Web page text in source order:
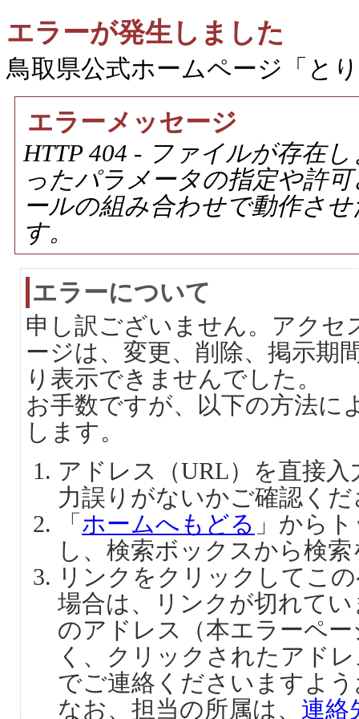
エラーが発生しました
鳥取県公式ホームページ「と
エラーメッセージ
HTTP 404 - ファイルが存在
ったパラメータの指定や許
ールの組み合わせで動作さ
す。
エラーについて
申し訳ございません。アクセ
ージは、変更、削除、掲示期
り表示できませんでした。
お手数ですが、以下の方法に
します。
アドレス（URL）を直接
力誤りがないかご確認く
「 ホームへもどる 」から
し、検索ボックスから検
リンクをクリックしてこ
場合は、リンクが切れて
のアドレス（本エラーペ
く、クリックされたアド
でご連絡くださいますよ
なお、担当の所属は、 連絡